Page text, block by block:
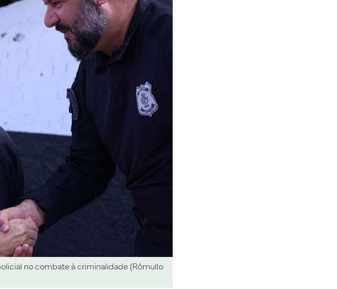
no combate à criminalidade (Rômullo